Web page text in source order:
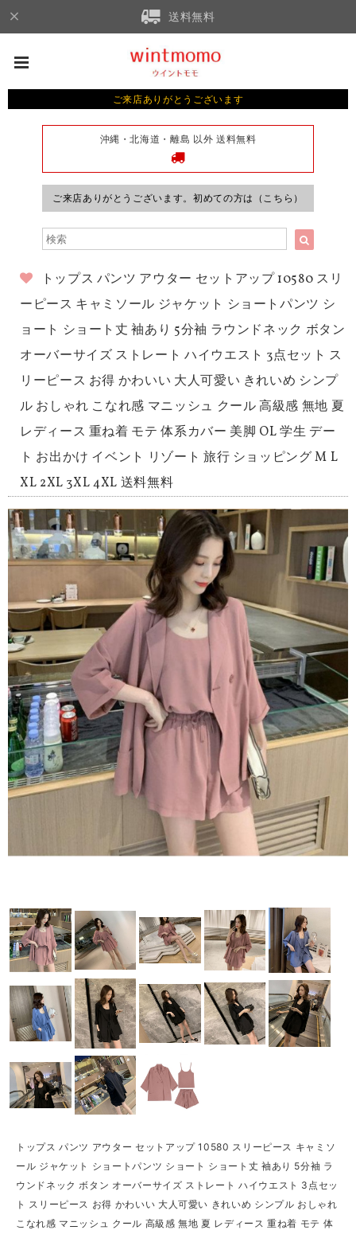
送料無料
ご来店ありがとうございます
沖縄・北海道・離島 以外 送料無料
ご来店ありがとうございます。初めての方は（こちら）
トップス パンツ アウター セットアップ 10580 スリ
ーピース キャミソール ジャケット ショートパンツ シ
ョート ショート丈 袖あり 5分袖 ラウンドネック ボタン
オーバーサイズ ストレート ハイウエスト 3点セット ス
リーピース お得 かわいい 大人可愛い きれいめ シンプ
ル おしゃれ こなれ感 マニッシュ クール 高級感 無地 夏
レディース 重ね着 モテ 体系カバー 美脚 OL 学生 デー
ト お出かけ イベント リゾート 旅行 ショッピング M L
XL 2XL 3XL 4XL 送料無料
トップス パンツ アウター セットアップ 10580 スリーピース キャミソ
ール ジャケット ショートパンツ ショート ショート丈 袖あり 5分袖 ラ
ウンドネック ボタン オーバーサイズ ストレート ハイウエスト 3点セッ
ト スリーピース お得 かわいい 大人可愛い きれいめ シンプル おしゃれ
こなれ感 マニッシュ クール 高級感 無地 夏 レディース 重ね着 モテ 体